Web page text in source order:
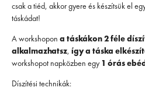
csak a tiéd, akkor gyere és készítsük el
táskádat!
A workshopon a táskákon 2 féle
alkalmazhatsz, így a táska
workshopot napközben egy 1 órás
Díszítési technikák: